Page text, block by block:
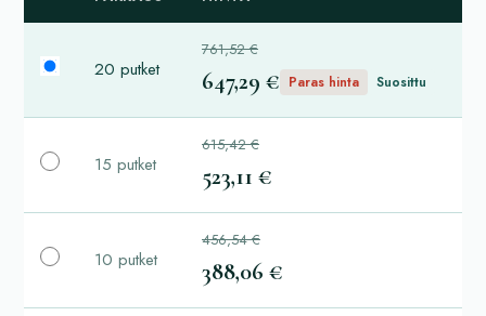
20 putket
761,52 €
647,29 € Paras hinta Suosittu
15 putket
615,42 €
523,11 €
10 putket
456,54 €
388,06 €